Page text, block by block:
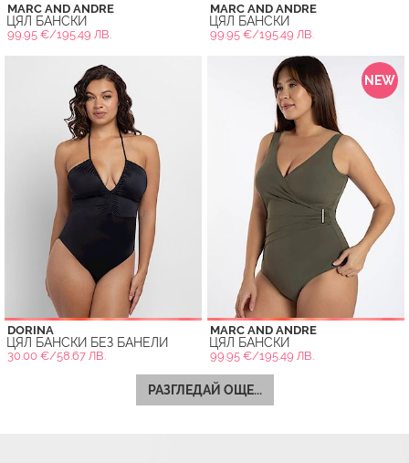
MARC AND ANDRE
ЦЯЛ БАНСКИ
99.95 €/195.49 ЛВ.
MARC AND ANDRE
ЦЯЛ БАНСКИ
99.95 €/195.49 ЛВ.
DORINA
ЦЯЛ БАНСКИ БЕЗ БАНЕЛИ
30.00 €/58.67 ЛВ.
NEW
MARC AND ANDRE
ЦЯЛ БАНСКИ
99.95 €/195.49 ЛВ.
РАЗГЛЕДАЙ ОЩЕ...